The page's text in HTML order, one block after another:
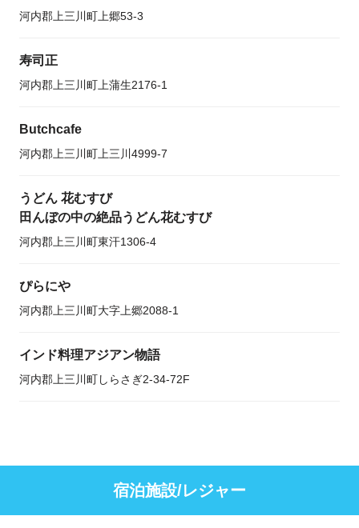
河内郡上三川町上郷53-3
寿司正
河内郡上三川町上蒲生2176-1
Butchcafe
河内郡上三川町上三川4999-7
うどん 花むすび
田んぼの中の絶品うどん花むすび
河内郡上三川町東汗1306-4
ぴらにや
河内郡上三川町大字上郷2088-1
インド料理アジアン物語
河内郡上三川町しらさぎ2-34-72F
宿泊施設/レジャー